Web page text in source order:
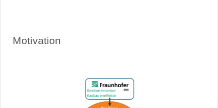
Motivation